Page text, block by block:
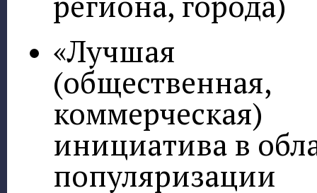
«Лучшая
(общественная,
коммерческая)
инициатива в
популяризации